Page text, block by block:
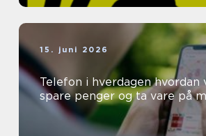
15. juni 2026
Telefon i hverdagen hvordan velge smart,
spare penger og ta vare på